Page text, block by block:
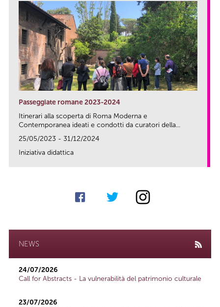
Passeggiate romane 2023-2024
Itinerari alla scoperta di Roma Moderna e
Contemporanea ideati e condotti da curatori della...
25/05/2023 - 31/12/2024
Iniziativa didattica
NEWS
24/07/2026
Call for Abstracts - La vulnerabilità del patrimonio culturale
23/07/2026